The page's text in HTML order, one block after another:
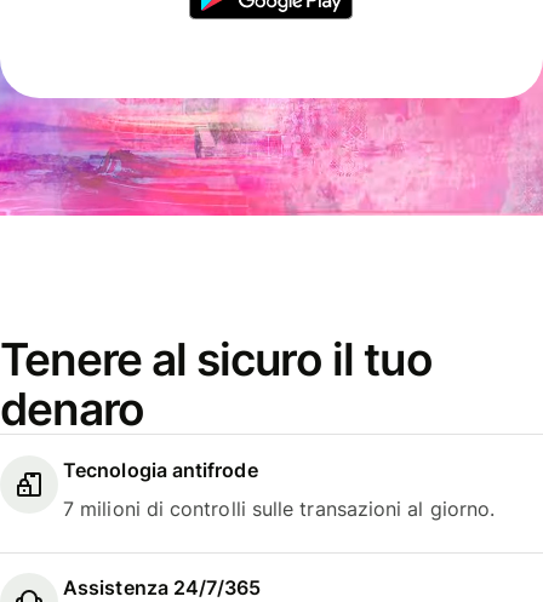
Tenere al sicuro il tuo
denaro
Tecnologia antifrode
7 milioni di controlli sulle transazioni al giorno.
Assistenza 24/7/365